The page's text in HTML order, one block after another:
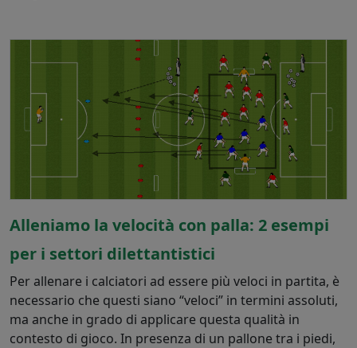
Alleniamo la velocità con palla: 2 esempi
per i settori dilettantistici
Per allenare i calciatori ad essere più veloci in partita, è
necessario che questi siano “veloci” in termini assoluti,
ma anche in grado di applicare questa qualità in
contesto di gioco. In presenza di un pallone tra i piedi,